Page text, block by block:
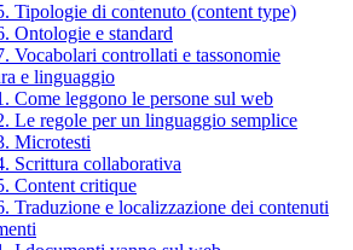
Tipologie di contenuto (content type)
Ontologie e standard
Vocabolari controllati e tassonomie
e linguaggio
Come leggono le persone sul web
Le regole per un linguaggio semplice
Microtesti
Scrittura collaborativa
Content critique
Traduzione e localizzazione dei contenuti